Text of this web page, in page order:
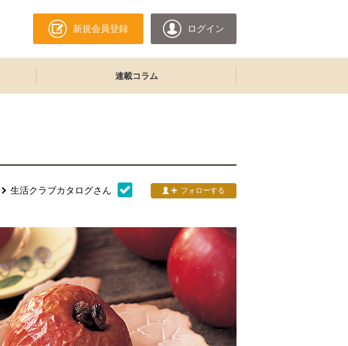
新規会員登録 ログイン
連載コラム
生活クラブカタログさん フォローする